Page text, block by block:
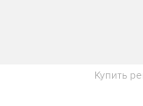
Купить